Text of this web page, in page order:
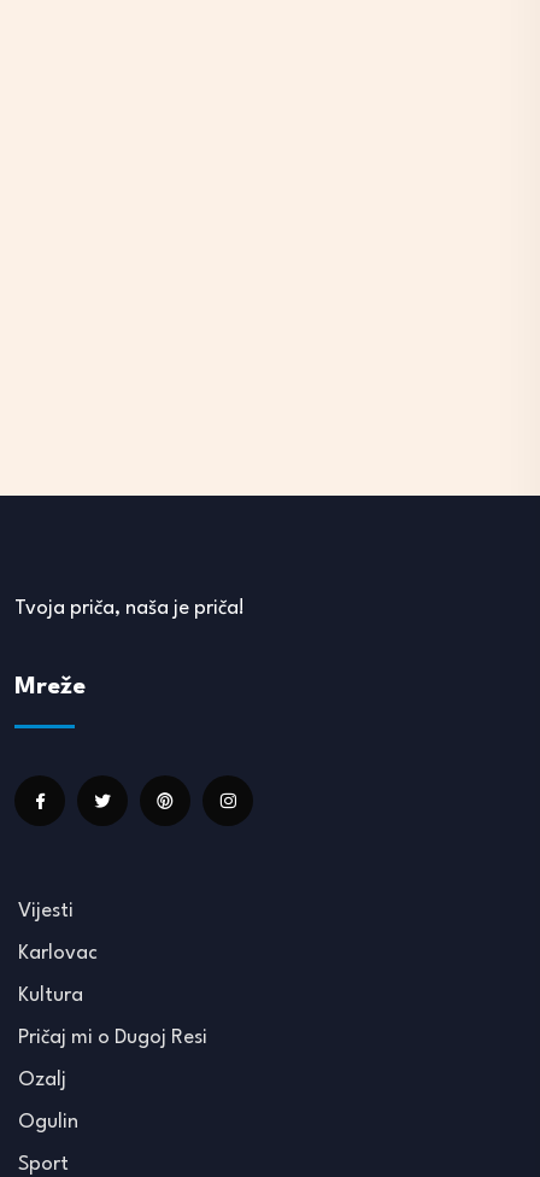
Tvoja priča, naša je priča!
Mreže
Vijesti
Karlovac
Kultura
Pričaj mi o Dugoj Resi
Ozalj
Ogulin
Sport